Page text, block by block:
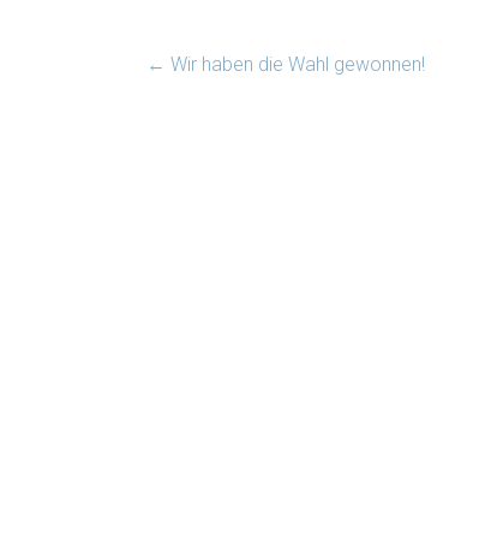
← Wir haben die Wahl gewonnen!